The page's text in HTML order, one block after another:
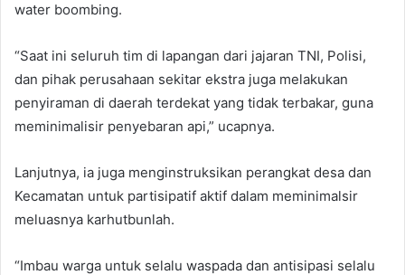
water boombing.
“Saat ini seluruh tim di lapangan dari jajaran TNI, Polisi,
dan pihak perusahaan sekitar ekstra juga melakukan
penyiraman di daerah terdekat yang tidak terbakar, guna
meminimalisir penyebaran api,” ucapnya.
Lanjutnya, ia juga menginstruksikan perangkat desa dan
Kecamatan untuk partisipatif aktif dalam meminimalsir
meluasnya karhutbunlah.
“Imbau warga untuk selalu waspada dan antisipasi selalu